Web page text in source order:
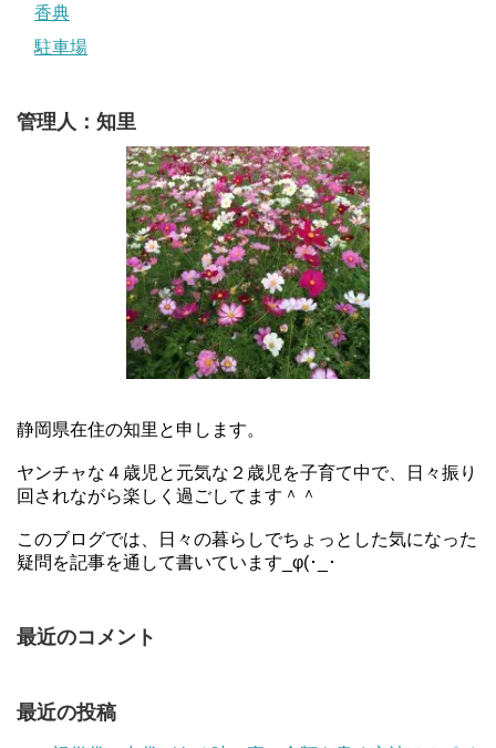
香典
駐車場
管理人：知里
静岡県在住の知里と申します。
ヤンチャな４歳児と元気な２歳児を子育て中で、日々振り
回されながら楽しく過ごしてます＾＾
このブログでは、日々の暮らしでちょっとした気になった
疑問を記事を通して書いています_φ(･_･
最近のコメント
最近の投稿